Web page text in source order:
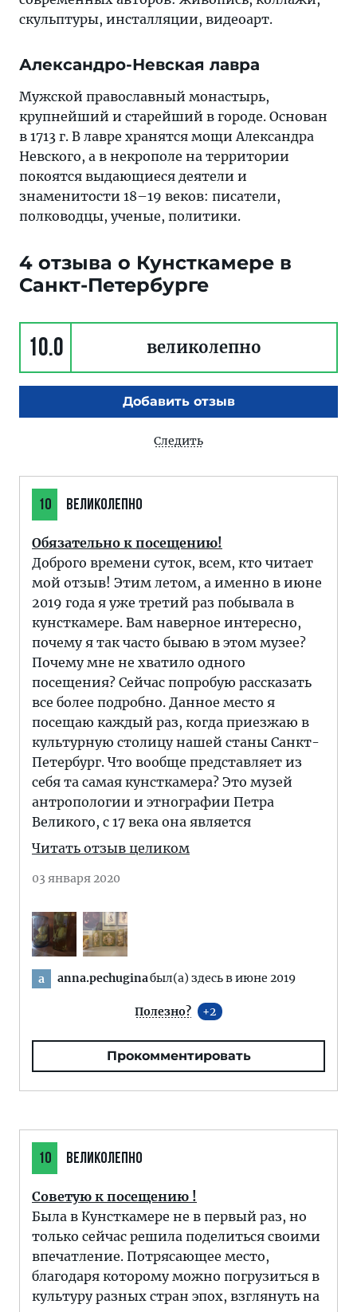
скульптуры, инсталляции, видеоарт.
Александро-Невская лавра
Мужской православный монастырь,
крупнейший и старейший в городе. Основан
в 1713 г. В лавре хранятся мощи Александра
Невского, а в некрополе на территории
покоятся выдающиеся деятели и
знаменитости 18–19 веков: писатели,
полководцы, ученые, политики.
4 отзыва о Кунсткамере в
Санкт-Петербурге
10.0 великолепно
Добавить отзыв
Следить
10 ВЕЛИКОЛЕПНО
Обязательно к посещению!
Доброго времени суток, всем, кто читает
мой отзыв! Этим летом, а именно в июне
2019 года я уже третий раз побывала в
кунсткамере. Вам наверное интересно,
почему я так часто бываю в этом музее?
Почему мне не хватило одного
посещения? Сейчас попробую рассказать
все более подробно. Данное место я
посещаю каждый раз, когда приезжаю в
культурную столицу нашей станы Санкт-
Петербург. Что вообще представляет из
себя та самая кунсткамера? Это музей
антропологии и этнографии Петра
Великого, с 17 века она является
Читать отзыв целиком
03 января 2020
a anna.pechuginaбыл(а) здесь в июне 2019
Полезно? 2
Прокомментировать
10 ВЕЛИКОЛЕПНО
Советую к посещению !
Была в Кунсткамере не в первый раз, но
только сейчас решила поделиться своими
впечатление. Потрясающее место,
благодаря которому можно погрузиться в
культуру разных стран эпох, взглянуть на